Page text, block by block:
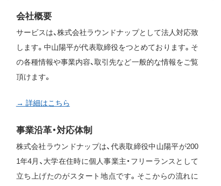
会社概要
サービスは、株式会社ラウンドナップとして法人対応致
します。中山陽平が代表取締役をつとめております。そ
の各種情報や事業内容、取引先など一般的な情報をご覧
頂けます。
→ 詳細はこちら
事業沿革・対応体制
株式会社ラウンドナップは、代表取締役中山陽平が200
1年4月、大学在住時に個人事業主・フリーランスとして
立ち上げたのがスタート地点です。そこからの流れに